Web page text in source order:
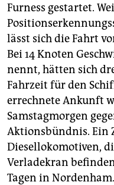
Furness gestartet.
lässt sich die Fahrt
Bei 14 Knoten
nennt, hätten sich
Fahrzeit für den
errechnete Ankunft
Samstagmorgen
Aktionsbündnis. Ein
Diesellokomotiven,
Verladekran
Tagen in Nordenham.